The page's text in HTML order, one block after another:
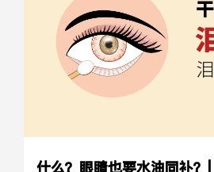
什么？眼睛也要水油同补？